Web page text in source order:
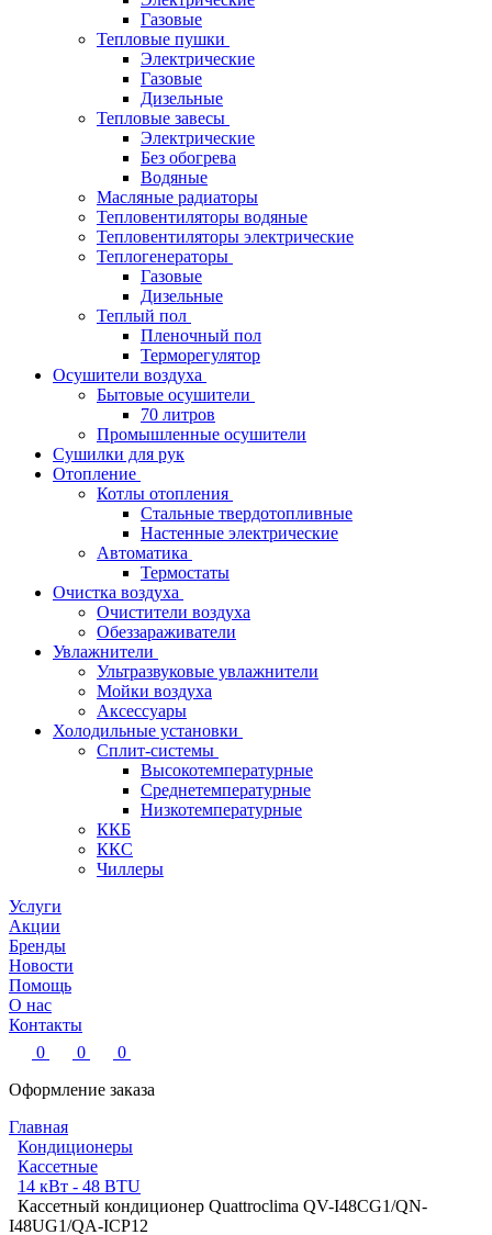
Газовые
Тепловые пушки
Электрические
Газовые
Дизельные
Тепловые завесы
Электрические
Без обогрева
Водяные
Масляные радиаторы
Тепловентиляторы водяные
Тепловентиляторы электрические
Теплогенераторы
Газовые
Дизельные
Теплый пол
Пленочный пол
Терморегулятор
Осушители воздуха
Бытовые осушители
70 литров
Промышленные осушители
Сушилки для рук
Отопление
Котлы отопления
Стальные твердотопливные
Настенные электрические
Автоматика
Термостаты
Очистка воздуха
Очистители воздуха
Обеззараживатели
Увлажнители
Ультразвуковые увлажнители
Мойки воздуха
Аксессуары
Холодильные установки
Сплит-системы
Высокотемпературные
Среднетемпературные
Низкотемпературные
ККБ
ККС
Чиллеры
Услуги
Акции
Бренды
Новости
Помощь
О нас
Контакты
0
0
0
Оформление заказа
Главная
Кондиционеры
Кассетные
14 кВт - 48 BTU
Кассетный кондиционер Quattroclima QV-I48CG1/QN-
I48UG1/QA-ICP12